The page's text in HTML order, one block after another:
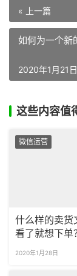
« 上一篇
如何为一个新
2020年1月21
这些内容值
微信运营
什么样的卖货
看了就想下单
2020年1月28日